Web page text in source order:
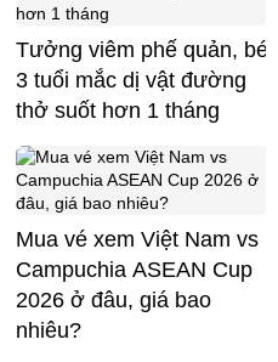
Tưởng viêm phế quản, bé
3 tuổi mắc dị vật đường
thở suốt hơn 1 tháng
Mua vé xem Việt Nam vs
Campuchia ASEAN Cup
2026 ở đâu, giá bao
nhiêu?